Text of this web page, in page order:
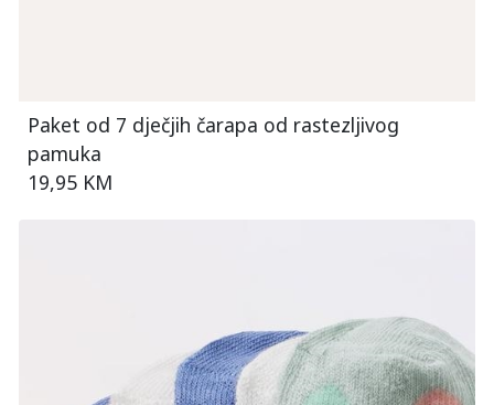
Paket od 7 dječjih čarapa od rastezljivog
pamuka
19,95 KM